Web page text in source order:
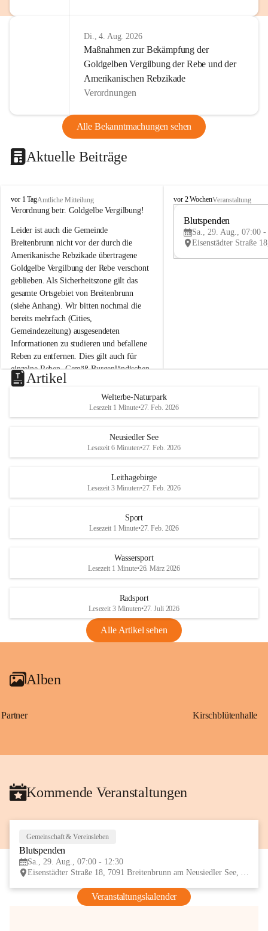
Di., 4. Aug. 2026
Maßnahmen zur Bekämpfung der
Goldgelben Vergilbung der Rebe und der
Amerikanischen Rebzikade
Verordnungen
Alle Bekanntmachungen sehen
Aktuelle Beiträge
B
r
i
t
e
n
b
r
u
n
n
a
m
N
e
u
s
d
S
vor 1 TagAmtliche Mitteilung
Verordnung betr. Goldgelbe Vergilbung!
Leider ist auch die Gemeinde
Breitenbrunn nicht vor der durch die
Amerikanische Rebzikade übertragene
Goldgelbe Vergilbung der Rebe verschont
geblieben. Als Sicherheitszone gilt das
gesamte Ortsgebiet von Breitenbrunn
(siehe Anhang). Wir bitten nochmal die
bereits mehrfach (Cities,
Gemeindezeitung) ausgesendeten
Informationen zu studieren und befallene
Reben zu entfernen. Dies gilt auch für
einzelne Reben. Gemäß Burgenländischen
Weinbaugesetz sind nicht gepflegte oder
unzulässige Weingärten zu roden! Bitte
helfen wir zusammen um unsere Winzer
vor den prognostizierten Ernteausfällen
und den daraus folgenden wirtschaftlichen
Maßnahmen zur Bekämpfung
Rebe und der Amerikanischen
Anhang VBl. EU Nr. 18
1 Seite•1,4 MB
VBl. EU Nr. 18_2026
B
e
u
e
d
r
S
vor 2 WochenVeranstaltung
Blutspenden
Sa., 29. Aug., 07:00 -
Artikel
Welterbe-Naturpark
Lesezeit 1 Minute•27. Feb. 2026
Neusiedler See
Lesezeit 6 Minuten•27. Feb. 2026
Leithagebirge
Lesezeit 3 Minuten•27. Feb. 2026
Sport
Lesezeit 1 Minute•27. Feb. 2026
Wassersport
Lesezeit 1 Minute•26. März 2026
Radsport
Lesezeit 3 Minuten•27. Juli 2026
Alle Artikel sehen
Alben
Partner Kirschblütenhalle
Kommende Veranstaltungen
Gemeinschaft & Vereinsleben
Blutspenden
Sa., 29. Aug., 07:00 - 12:30
Eisenstädter Straße 18, 7091 Breitenbrunn am Neusiedler See, AUT
Veranstaltungskalender